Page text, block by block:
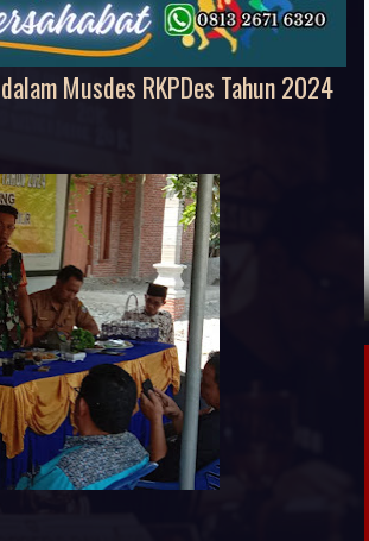
Musdes RKPDes Tahun 2024